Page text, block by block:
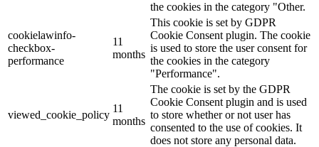
the cookies in the category "Other.
cookielawinfo-
checkbox-
performance
11
months
This cookie is set by GDPR
Cookie Consent plugin. The cookie
is used to store the user consent for
the cookies in the category
"Performance".
viewed_cookie_policy
11
months
The cookie is set by the GDPR
Cookie Consent plugin and is used
to store whether or not user has
consented to the use of cookies. It
does not store any personal data.